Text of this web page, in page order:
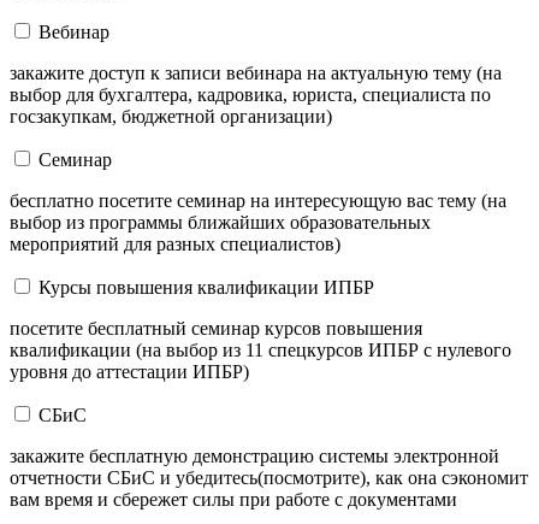
Вебинар
закажите доступ к записи вебинара на актуальную тему (на
выбор для бухгалтера, кадровика, юриста, специалиста по
госзакупкам, бюджетной организации)
Семинар
бесплатно посетите семинар на интересующую вас тему (на
выбор из программы ближайших образовательных
мероприятий для разных специалистов)
Курсы повышения квалификации ИПБР
посетите бесплатный семинар курсов повышения
квалификации (на выбор из 11 спецкурсов ИПБР с нулевого
уровня до аттестации ИПБР)
СБиС
закажите бесплатную демонстрацию системы электронной
отчетности СБиС и убедитесь(посмотрите), как она сэкономит
вам время и сбережет силы при работе с документами